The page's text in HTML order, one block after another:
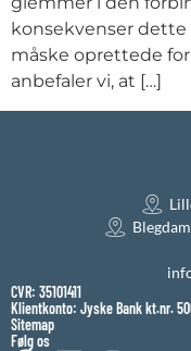
konsekvenser
måske oprettede
anbefaler vi, at […]
CVR: 35101411
Klientkonto: Jyske Bank kt.nr.
Sitemap
Følg os